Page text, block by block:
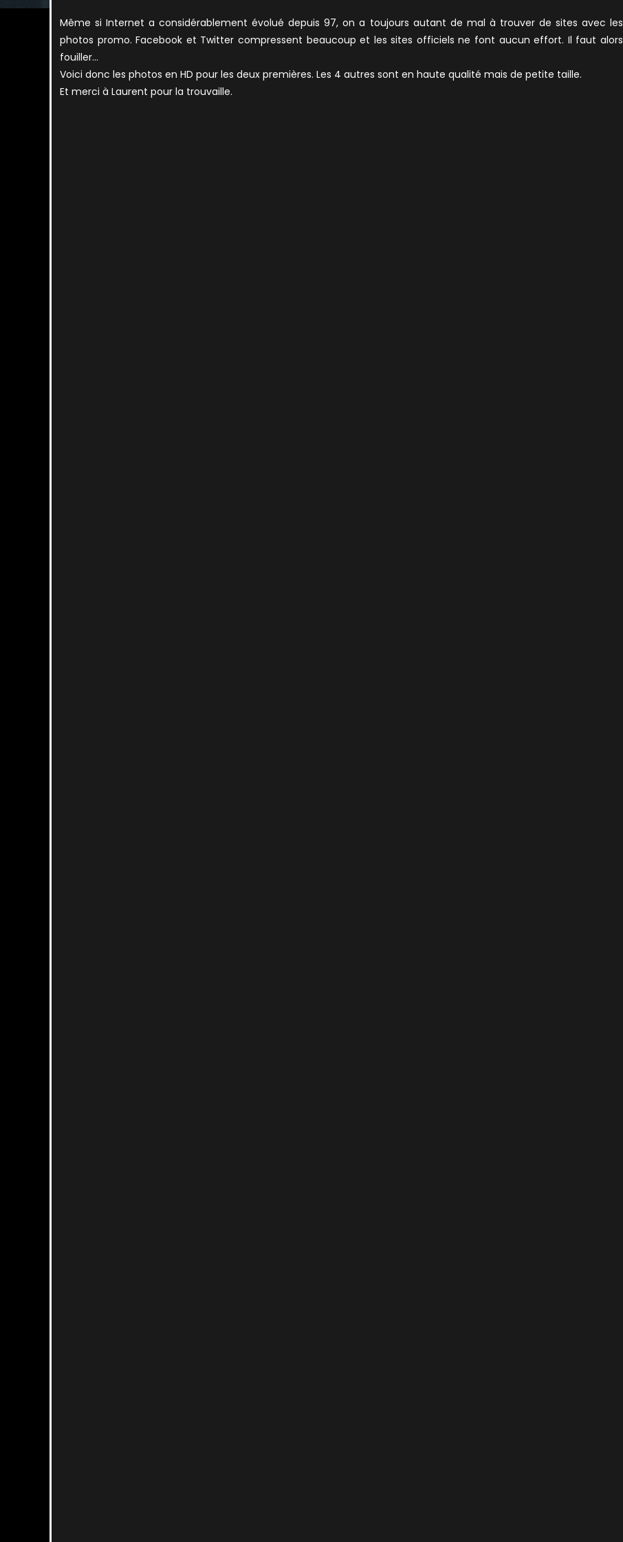
Même si Internet a considérablement évolué depuis 97, on a toujours autant de mal à trouver de sites avec les
photos promo. Facebook et Twitter compressent beaucoup et les sites officiels ne font aucun effort. Il faut alors
fouiller…
Voici donc les photos en HD pour les deux premières. Les 4 autres sont en haute qualité mais de petite taille.
Et merci à Laurent pour la trouvaille.